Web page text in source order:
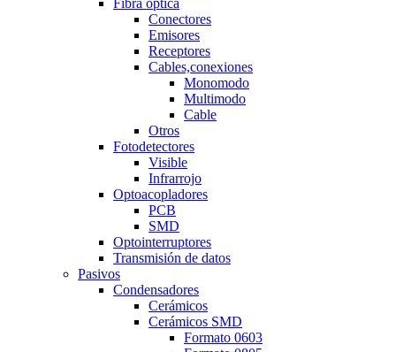
Conectores
Emisores
Receptores
Cables,conexiones
Monomodo
Multimodo
Cable
Otros
Fotodetectores
Visible
Infrarrojo
Optoacopladores
PCB
SMD
Optointerruptores
Transmisión de datos
Pasivos
Condensadores
Cerámicos
Cerámicos SMD
Formato 0603